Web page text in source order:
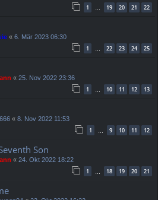
1 19 20 21 22
« 6. Mär 2023 06:30
1 … 22 23 24 25
« 25. Nov 2022 23:36
1 … 10 11 12 13
« 8. Nov 2022 11:53
1 … 9 10 11 12
Son
« 24. Okt 2022 18:22
1 … 18 19 20 21